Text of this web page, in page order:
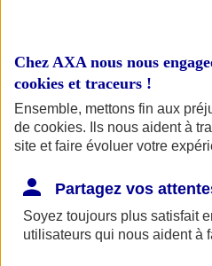
Chez AXA nous nous
cookies et traceurs !
Ensemble, mettons fin aux
de cookies. Ils nous aident à
site et faire évoluer votre
Partagez vos
Soyez toujours plus satisfait
utilisateurs qui nous aident à